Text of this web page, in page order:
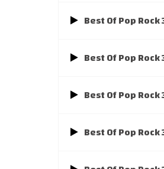
Best Of Pop Rock
Best Of Pop Rock
Best Of Pop Rock
Best Of Pop Rock